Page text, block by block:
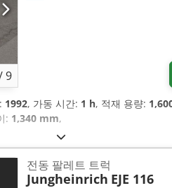
9
1992, 가동 시간: 1 h, 적재 용량:
: 1,340 mm,
전동 팔레트 트럭
Jungheinrich EJE 116